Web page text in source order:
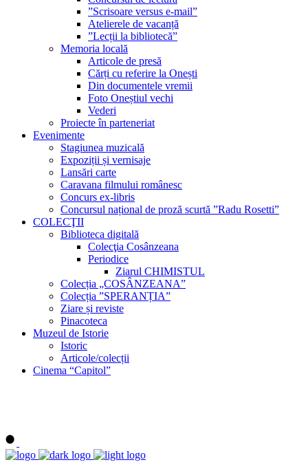
”Scrisoare versus e-mail”
Atelierele de vacanță
”Lecții la bibliotecă”
Memoria locală
Articole de presă
Cărți cu referire la Onești
Din documentele vremii
Foto Oneștiul vechi
Vederi
Proiecte în parteneriat
Evenimente
Stagiunea muzicală
Expoziții și vernisaje
Lansări carte
Caravana filmului românesc
Concurs ex-libris
Concursul național de proză scurtă ”Radu Rosetti”
COLECŢII
Biblioteca digitală
Colecţia Cosânzeana
Periodice
Ziarul CHIMISTUL
Colecția „COSÂNZEANA”
Colecția ”SPERANȚIA”
Ziare și reviste
Pinacoteca
Muzeul de Istorie
Istoric
Articole/colecții
Cinema “Capitol”